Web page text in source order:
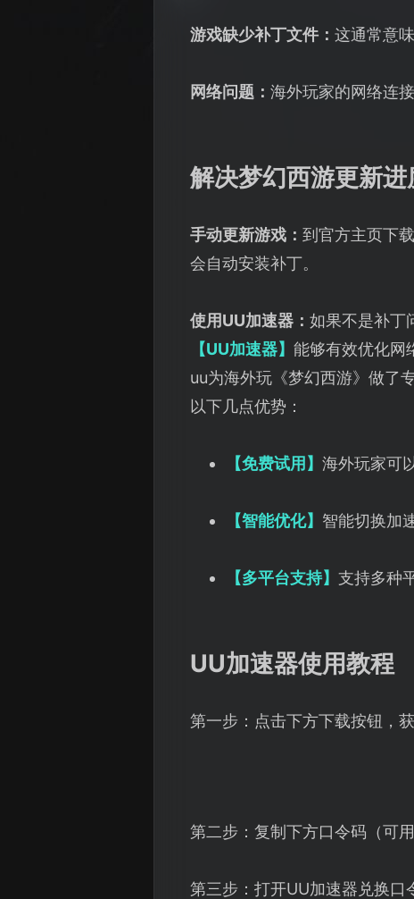
游戏缺少补丁文件：‌ 这通常意
网络问题： 海外玩家的网络连
解决梦幻西游更新
手动更新游戏： 到官方主页下
会自动安装补丁。
使用UU加速器： 如果不是补丁
【UU加速器】 能够有效优化网
uu为海外玩《梦幻西游》做了
以下几点优势：
【免费试用】 海外玩家可
【智能优化】 智能切换加
【多平台支持】 支持多种
UU加速器使用教程
第一步：点击下方下载按钮，
第二步：复制下方口令码（可
第三步：打开UU加速器兑换口